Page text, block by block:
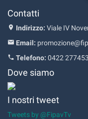
Contatti
Indirizzo: Viale IV
Email:
Telefono: 0422 277453
Dove siamo
I nostri tweet
Tweets by @FipavTv